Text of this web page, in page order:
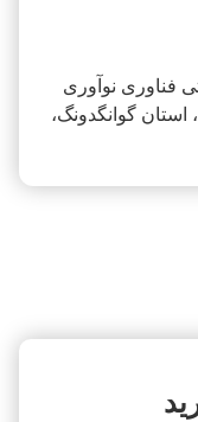
پارک صنعتی فناوری نوآوری
استان گوانگدونگ،